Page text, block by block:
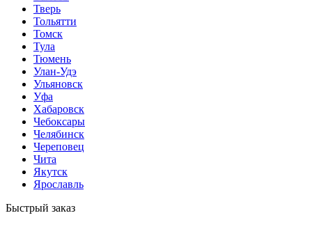
Тверь
Тольятти
Томск
Тула
Тюмень
Улан-Удэ
Ульяновск
Уфа
Хабаровск
Чебоксары
Челябинск
Череповец
Чита
Якутск
Ярославль
Быстрый заказ